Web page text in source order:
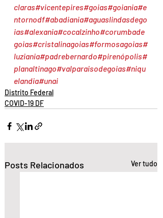
claras#vicentepires#goias#goiania#e
ntornodf#abadiania#aguaslindasdego
ias#alexania#cocalzinho#corumbade
goias#cristalinagoias#formosagoias#
luziania#padrebernardo#pirenópolis#
planaltinago#valparaisodegoias#niqu
elandia#unai
Distrito Federal
COVID-19 DF
Posts Relacionados Ver tudo